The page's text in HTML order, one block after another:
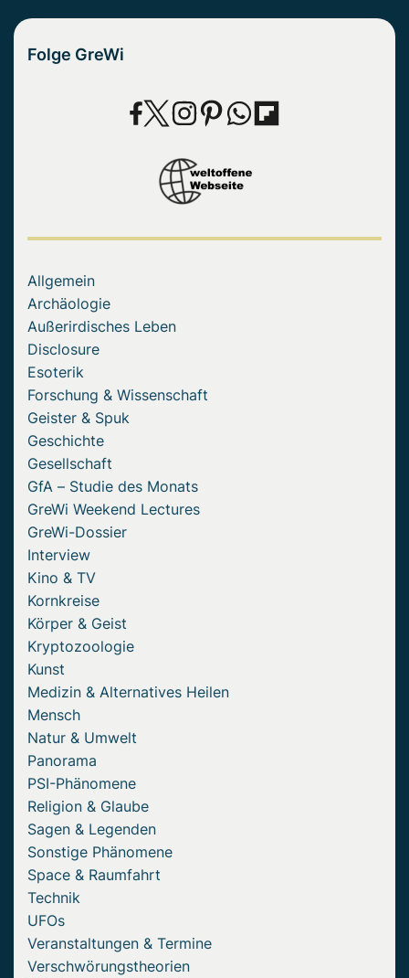
Folge GreWi
Allgemein
Archäologie
Außerirdisches Leben
Disclosure
Esoterik
Forschung & Wissenschaft
Geister & Spuk
Geschichte
Gesellschaft
GfA – Studie des Monats
GreWi Weekend Lectures
GreWi-Dossier
Interview
Kino & TV
Kornkreise
Körper & Geist
Kryptozoologie
Kunst
Medizin & Alternatives Heilen
Mensch
Natur & Umwelt
Panorama
PSI-Phänomene
Religion & Glaube
Sagen & Legenden
Sonstige Phänomene
Space & Raumfahrt
Technik
UFOs
Veranstaltungen & Termine
Verschwörungstheorien